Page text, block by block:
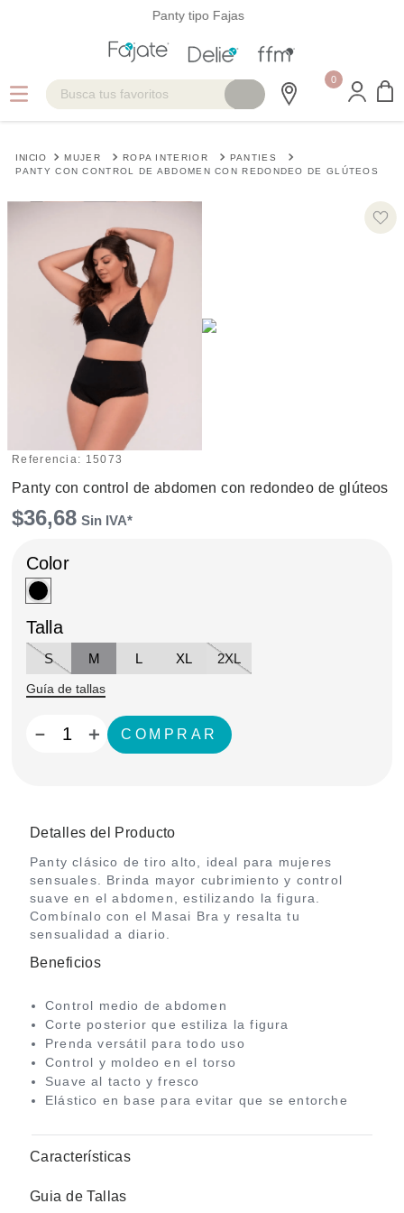
Panty tipo Fajas
Busca tus favoritos 0
MUJER ROPA INTERIOR
PANTIES
PANTY CON CONTROL DE ABDOMEN CON REDONDEO DE GLÚTEOS
Referencia: 15073
Panty con control de abdomen con redondeo de glúteos
$36,68
Talla
S M L XL 2XL
Guía de tallas
＋
－
Detalles del Producto
Panty clásico de tiro alto, ideal para mujeres
sensuales. Brinda mayor cubrimiento y control
suave en el abdomen, estilizando la figura.
Combínalo con el Masai Bra y resalta tu
sensualidad a diario.
Beneficios
Control medio de abdomen
Corte posterior que estiliza la figura
Prenda versátil para todo uso
Control y moldeo en el torso
Suave al tacto y fresco
Elástico en base para evitar que se entorche
Características
Guia de Tallas
1 . fajas
2. postquirúrgica
cinturilla
4. postparto
5. hombre